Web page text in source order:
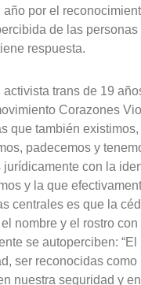
año por el
de las personas
respuesta.
trans de 19
Corazones
que también
padecemos y
jurídicamente con la
y la que
centrales es que la
nombre y el rostro
se autoperciben: “El
ser reconocidas como
nuestra seguridad y